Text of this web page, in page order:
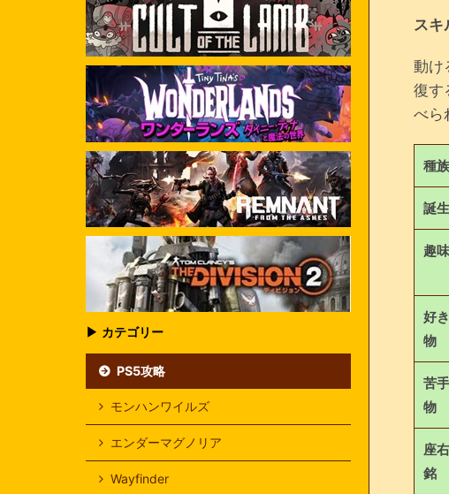
スキ
動け
復す
べら
種族
誕
趣味
好
物
苦
物
座
銘
▶ カテゴリー
PS5攻略
モンハンワイルズ
エンダーマグノリア
Wayfinder